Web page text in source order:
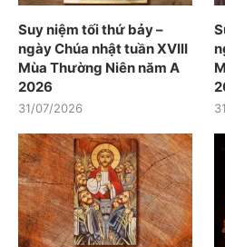
Suy niệm tối thứ bảy –
ngày Chúa nhật tuần XVIII
Mùa Thường Niên năm A
2026
31/07/2026